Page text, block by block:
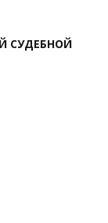
СУДЕБНОЙ